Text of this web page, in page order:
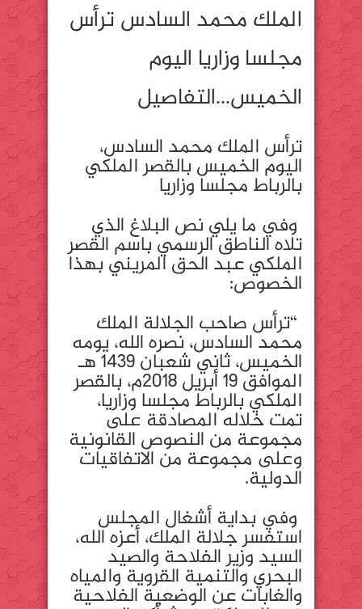
الملك محمد السادس ترأس
مجلسا وزاريا اليوم
الخميس…التفاصيل
ترأس الملك محمد السادس،
اليوم الخميس بالقصر الملكي
بالرباط مجلسا وزاريا
وفي ما يلي نص البلاغ الذي
تلاه الناطق الرسمي باسم القصر
الملكي عبد الحق المريني بهذا
الخصوص:
“ترأس صاحب الجلالة الملك
محمد السادس، نصره الله، يومه
الخميس، ثاني شعبان 1439 هـ
الموافق 19 أبريل 2018م، بالقصر
الملكي بالرباط مجلسا وزاريا،
تمت خلاله المصادقة على
مجموعة من النصوص القانونية
وعلى مجموعة من الاتفاقيات
الدولية.
وفي بداية أشغال المجلس
استفسر جلالة الملك، أعزه الله،
السيد وزير الفلاحة والصيد
البحري والتنمية القروية والمياه
والغابات عن الوضعية الفلاحية